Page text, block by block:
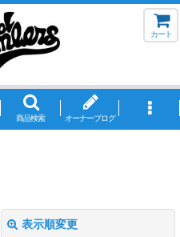
カート
商品検索 オーナーブログ
表示順変更